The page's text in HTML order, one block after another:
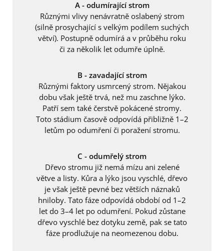
A - odumírající strom
Různými vlivy nenávratně oslabený strom
(silně prosychající s velkým podílem suchých
větví). Postupně odumírá a v průběhu roku
či za několik let odumře úplně.
B - zavadající strom
Různými faktory usmrcený strom. Nějakou
dobu však ještě trvá, než mu zaschne lýko.
Patří sem také čerstvě pokácené stromy.
Toto stádium časově odpovídá přibližně 1–2
letům po odumření či poražení stromu.
C - odumřelý strom
Dřevo stromu již nemá mízu ani zelené
větve a listy. Kůra a lýko jsou vyschlé, dřevo
je však ještě pevné bez větších náznaků
hniloby. Tato fáze odpovídá období od 1–2
let do 3–4 let po odumření. Pokud zůstane
dřevo vyschlé bez dotyku země, pak se tato
fáze prodlužuje na neomezenou dobu.